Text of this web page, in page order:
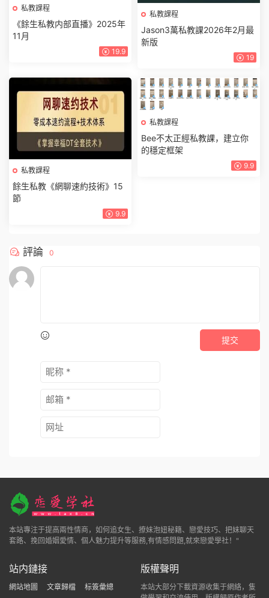
私教課程
《餘生私教内部直播》2025年
11月
19.9
私教課程
Jason3萬私教課2026年2月最
新版
19
私教課程
餘生私教《網聊速約技術》15
節
9.9
私教課程
Bee不太正經私教課，建立你
的穩定框架
9.9
評論 0
提交
本站專注于提高兩性情商，如何追女生、撩妹泡妞秘籍、戀愛技巧、把妹聊天
套路、挽回婚姻愛情、個人魅力提升等服務,有情感問題,就來戀愛學社！"
站内鏈接
網站地圖 文章歸檔 标簽彙總
版權聲明
本站大部分下載資源收集于網絡，隻